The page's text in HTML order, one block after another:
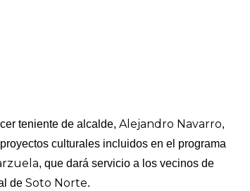
teniente de alcalde,Alejandro Navarro,
culturales incluidos en el programa
, que dará servicio a los vecinos de
deSoto Norte.